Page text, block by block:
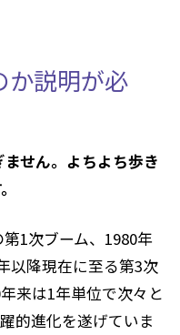
か説明が必
せん。よちよち歩き
第1次ブーム、1980年
以降現在に至る第3次
来は1年単位で次々と
的進化を遂げていま